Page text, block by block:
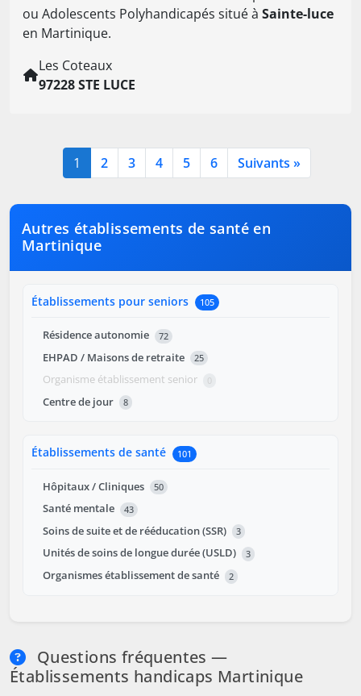
ou Adolescents Polyhandicapés situé à Sainte-luce
en Martinique.
Les Coteaux
97228 STE LUCE
1 2 3 4 5 6 Suivants »
Autres établissements de santé en
Martinique
Établissements pour seniors 105
Résidence autonomie 72
EHPAD / Maisons de retraite 25
Organisme établissement senior 0
Centre de jour 8
Établissements de santé 101
Hôpitaux / Cliniques 50
Santé mentale 43
Soins de suite et de rééducation (SSR) 3
Unités de soins de longue durée (USLD) 3
Organismes établissement de santé 2
Questions fréquentes —
Établissements handicaps Martinique